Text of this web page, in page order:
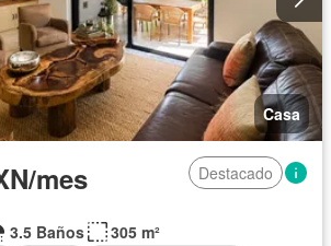
Casa
mes
Destacado
3.5 Baños
305 m²